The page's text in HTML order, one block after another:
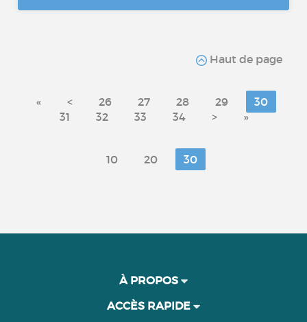
Haut de page
« < 26 27 28 29
30
31
32 33 34 > »
10 20 30
À PROPOS
ACCÈS RAPIDE